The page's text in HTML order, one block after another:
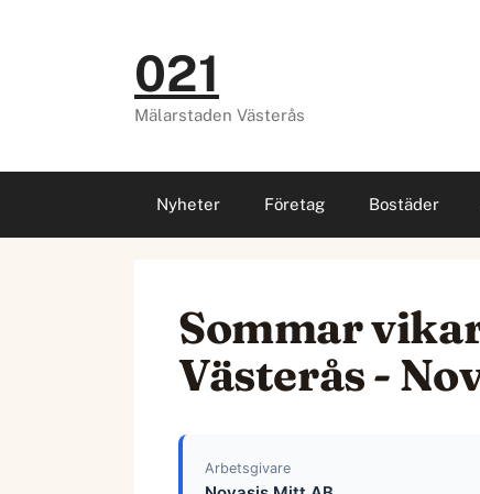
021
Mälarstaden Västerås
Nyheter Företag Bostäder
Sommar
Västerås -
Arbetsgivare